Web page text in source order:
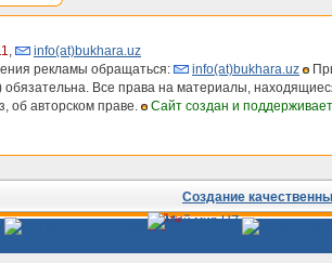
,
info(at)bukhara.uz
рекламы обращаться:
info(at)bukhara.uz
обязательна. Все права на материалы,
об авторском праве.
Сайт создан и
Создание
Сайты
Узбекистана